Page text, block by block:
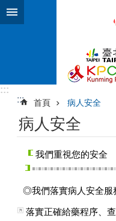
跳到主要內容區塊
:::
:::
首頁 病人安全
病人安全
我們重視您的安全
◎我們落實病人安全服
落實正確給藥程序、